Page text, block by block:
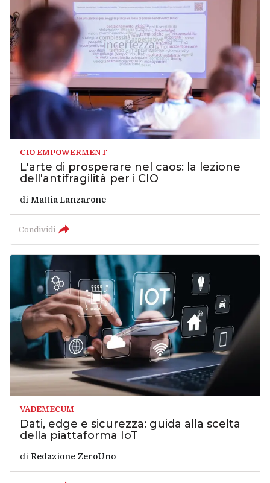
CIO EMPOWERMENT
L'arte di prosperare nel caos: la lezione
dell'antifragilità per i CIO
di Mattia Lanzarone
Condividi
VADEMECUM
Dati, edge e sicurezza: guida alla scelta
della piattaforma IoT
di Redazione ZeroUno